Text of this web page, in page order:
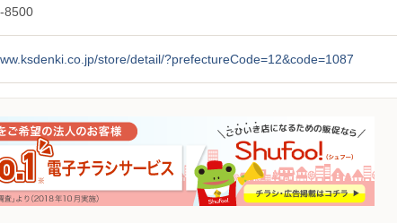
8500
store/detail/?prefectureCode=12&code=1087